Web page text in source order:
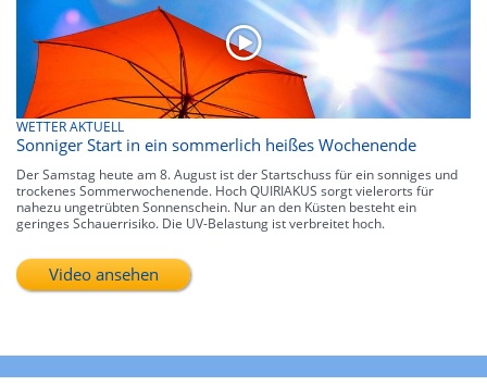
WETTER AKTUELL
Sonniger Start in ein sommerlich heißes Wochenende
Der Samstag heute am 8. August ist der Startschuss für ein sonniges und
trockenes Sommerwochenende. Hoch QUIRIAKUS sorgt vielerorts für
nahezu ungetrübten Sonnenschein. Nur an den Küsten besteht ein
geringes Schauerrisiko. Die UV-Belastung ist verbreitet hoch.
Video ansehen